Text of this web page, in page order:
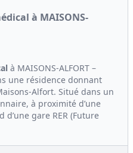
à MAISONS-
à MAISONS-ALFORT –
une résidence donnant
Alfort. Situé dans un
à proximité d’une
gare RER (Future